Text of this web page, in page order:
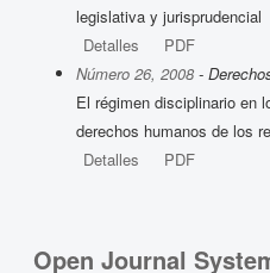
legislativa y jurisprudencial
Detalles
PDF
Número 26, 2008-
El régimen disciplinario en
derechos humanos de los
Detalles
PDF
Open Journal